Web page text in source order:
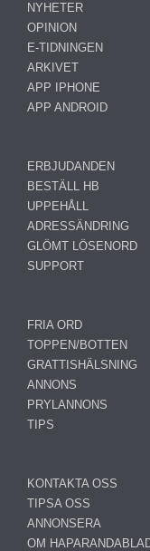
NYHETER
OPINION
E-TIDNINGEN
ARKIVET
APP IPHONE
APP ANDROID
ERBJUDANDEN
BESTÄLL HB
UPPEHÅLL
ADRESSÄNDRING
GLÖMT LÖSENORD
SUPPORT
FRIA ORD
TOPPEN/BOTTEN
GRATTISHÄLSNING
ANNONS
PRYLANNONS
TIPS
KONTAKTA OSS
TIPSA OSS
ANNONSERA
OM